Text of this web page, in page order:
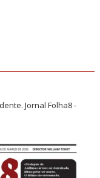
Jornal Folha8 -